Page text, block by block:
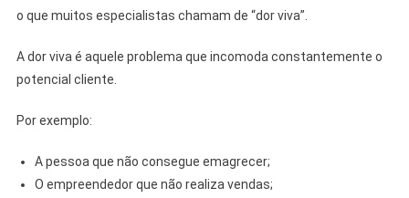
o que muitos especialistas chamam de “dor viva”.
A dor viva é aquele problema que incomoda constantemente o
potencial cliente.
Por exemplo:
A pessoa que não consegue emagrecer;
O empreendedor que não realiza vendas;